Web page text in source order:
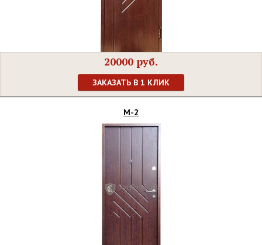
20000 руб.
ЗАКАЗАТЬ В 1 КЛИК
М-2